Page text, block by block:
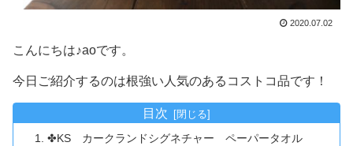
2020.07.02
こんにちは♪aoです。
今日ご紹介するのは根強い人気のあるコストコ品です！
目次
✤KS カークランドシグネチャー ペーパータオル